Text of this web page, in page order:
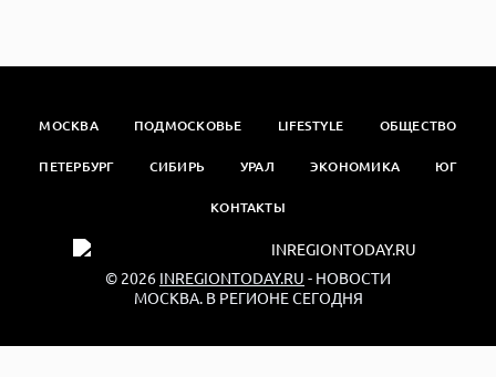
МОСКВА ПОДМОСКОВЬЕ LIFESTYLE ОБЩЕСТВО
ПЕТЕРБУРГ СИБИРЬ УРАЛ ЭКОНОМИКА ЮГ
КОНТАКТЫ
© 2026 INREGIONTODAY.RU - НОВОСТИ
МОСКВА. В РЕГИОНЕ СЕГОДНЯ